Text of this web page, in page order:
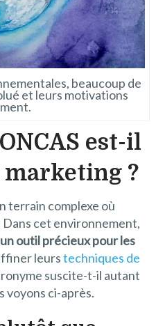
beaucoup de
et leurs motivations
est-il
?
terrain complexe où
cet environnement,
outil précieux pour les
leurstechniques de
suscite-t-il autant
voyons ci-après.